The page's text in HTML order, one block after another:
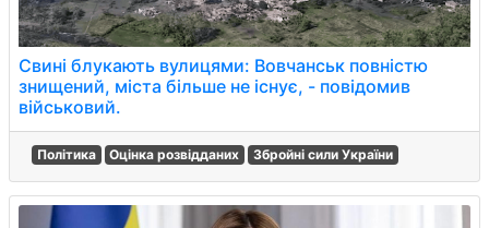
Свині блукають вулицями: Вовчанськ повністю
знищений, міста більше не існує, - повідомив
військовий.
Політика Оцінка розвідданих Збройні сили України